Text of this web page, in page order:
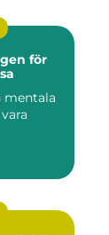
för
mentala